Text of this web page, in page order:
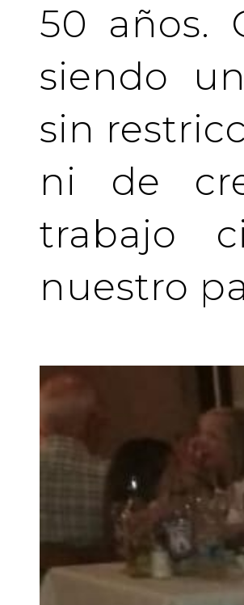
50 años.
siendo
sin
ni de
trabajo
nuestro